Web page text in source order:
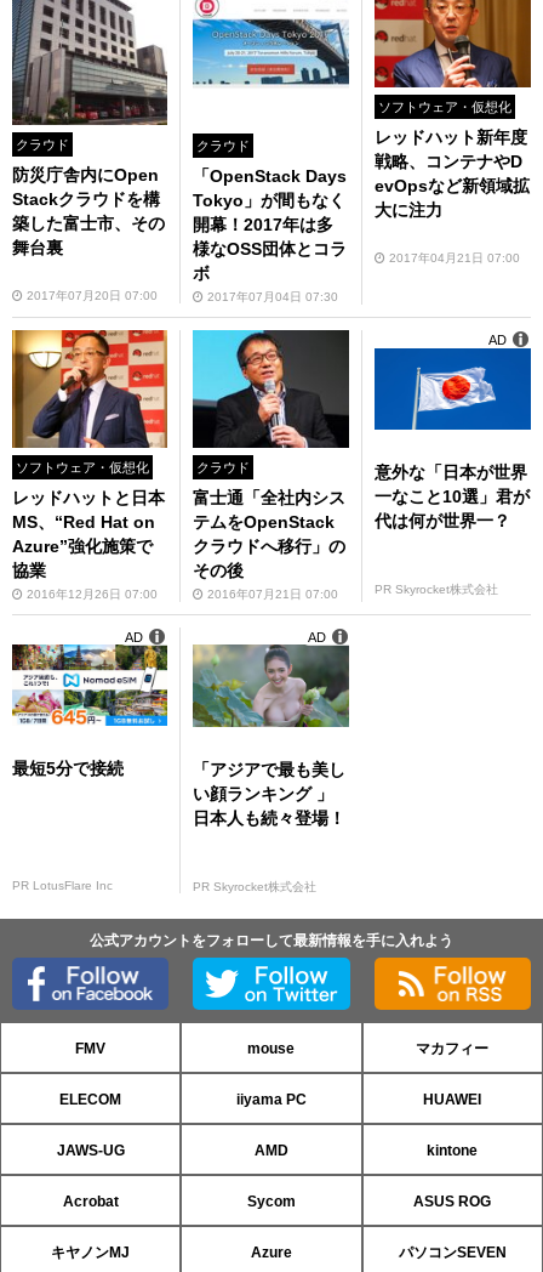
クラウド
防災庁舎内にOpen
Stackクラウドを構
築した富士市、その
舞台裏
2017年07月20日 07:00
クラウド
「OpenStack Days
Tokyo」が間もなく
開幕！2017年は多
様なOSS団体とコラ
ボ
2017年07月04日 07:30
ソフトウェア・仮想化
レッドハット新年度
戦略、コンテナやD
evOpsなど新領域拡
大に注力
2017年04月21日 07:00
ソフトウェア・仮想化
レッドハットと日本
MS、“Red Hat on
Azure”強化施策で
協業
2016年12月26日 07:00
クラウド
富士通「全社内シス
テムをOpenStack
クラウドへ移行」の
その後
2016年07月21日 07:00
意外な「日本が世界
一なこと10選」君が
代は何が世界一？
PR Skyrocket株式会社
AD
最短5分で接続
PR LotusFlare Inc
AD
「アジアで最も美し
い顔ランキング 」
日本人も続々登場！
PR Skyrocket株式会社
AD
公式アカウントをフォローして最新情報を手に入れよう
FMV mouse マカフィー
ELECOM iiyama PC HUAWEI
JAWS-UG AMD kintone
Acrobat Sycom ASUS ROG
キヤノンMJ Azure パソコンSEVEN